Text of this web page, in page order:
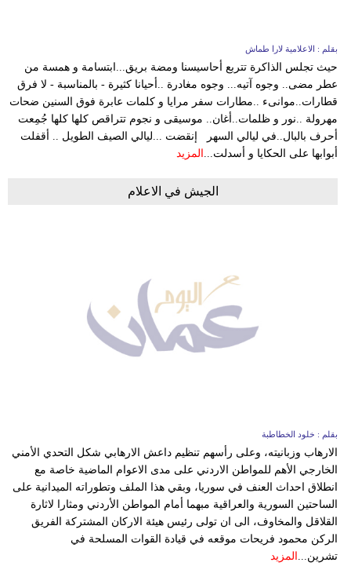
بقلم : الاعلامية لارا طماش
حيث تجلس الذاكرة تتربع أحاسيسنا ومضة بريق...ابتسامة و همسة من
عطر مضى.. وجوه آتيه... وجوه مغادرة ..أحيانا كثيرة - بالمناسبة - لا فرق
قطارات..موانىء ..مطارات سفر مرايا و كلمات عابرة فوق السنين ضحات
مهرولة ..نور و ظلمات..أغان.. موسيقى و نجوم تتراقص كلها كلها جُمِعت
أحرف بالبال..في ليالي السهر إنقضت ...ليالي الصيف الطويل .. أقفلت
أبوابها على الحكايا و أسدلت... المزيد
الجيش في الاعلام
بقلم : خلود الخطاطبة
الارهاب وزبانيته، وعلى رأسهم تنظيم داعش الارهابي شكل التحدي الأمني
الخارجي الأهم للمواطن الاردني على مدى الاعوام الماضية خاصة مع
انطلاق احداث العنف في سوريا، وبقي هذا الملف وتطوراته الميدانية على
الساحتين السورية والعراقية مبهما أمام المواطن الأردني ومثارا لاثارة
القلاقل والمخاوف، الى ان تولى رئيس هيئة الاركان المشتركة الفريق
الركن محمود فريحات موقعه في قيادة القوات المسلحة في
تشرين... المزيد